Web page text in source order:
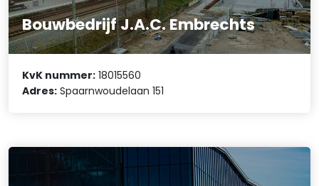
Bouwbedrijf J.A.C. Embrechts
KvK nummer: 18015560
Adres: Spaarnwoudelaan 151